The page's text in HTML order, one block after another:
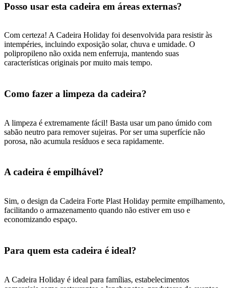
Posso usar esta cadeira em áreas externas?
Com certeza! A Cadeira Holiday foi desenvolvida para resistir às
intempéries, incluindo exposição solar, chuva e umidade. O
polipropileno não oxida nem enferruja, mantendo suas
características originais por muito mais tempo.
Como fazer a limpeza da cadeira?
A limpeza é extremamente fácil! Basta usar um pano úmido com
sabão neutro para remover sujeiras. Por ser uma superfície não
porosa, não acumula resíduos e seca rapidamente.
A cadeira é empilhável?
Sim, o design da Cadeira Forte Plast Holiday permite empilhamento,
facilitando o armazenamento quando não estiver em uso e
economizando espaço.
Para quem esta cadeira é ideal?
A Cadeira Holiday é ideal para famílias, estabelecimentos